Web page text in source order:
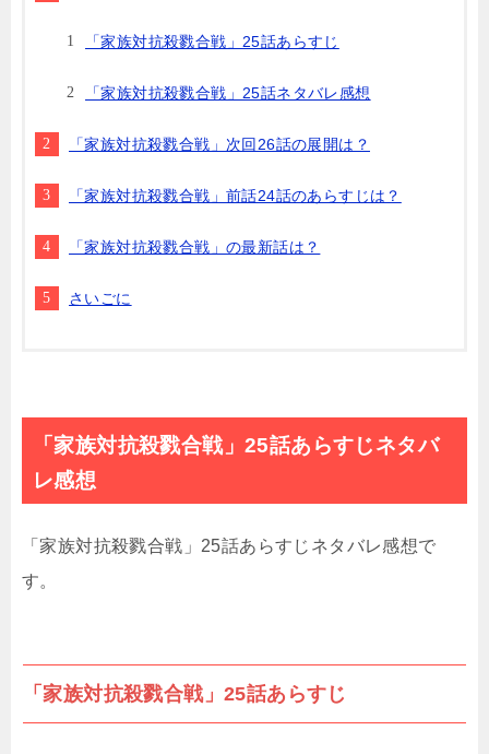
「家族対抗殺戮合戦」25話あらすじ
「家族対抗殺戮合戦」25話ネタバレ感想
「家族対抗殺戮合戦」次回26話の展開は？
「家族対抗殺戮合戦」前話24話のあらすじは？
「家族対抗殺戮合戦」の最新話は？
さいごに
「家族対抗殺戮合戦」25話あらすじネタバ
レ感想
「家族対抗殺戮合戦」25話あらすじネタバレ感想で
す。
「家族対抗殺戮合戦」25話あらすじ